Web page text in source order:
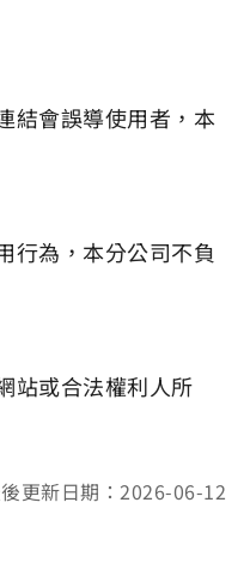
結會誤導使用者，本
行為，本分公司不負
站或合法權利人所
更新日期：2026-06-12